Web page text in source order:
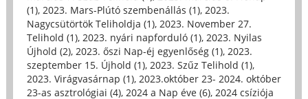
(1), 2023. Mars-Plútó szembenállás (1), 2023.
Nagycsütörtök Teliholdja (1), 2023. November 27.
Telihold (1), 2023. nyári napforduló (1), 2023. Nyilas
Újhold (2), 2023. őszi Nap-éj egyenlőség (1), 2023.
szeptember 15. Újhold (1), 2023. Szűz Telihold (1),
2023. Virágvasárnap (1), 2023.október 23- 2024. október
23-as asztrológiai (4), 2024 a Nap éve (6), 2024 csíziója